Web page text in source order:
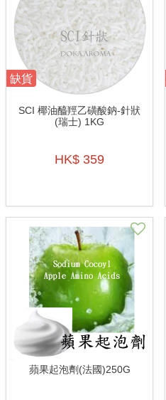
缺貨
SCI 椰油醯羥乙磺酸鈉-針狀
(瑞士) 1KG
HK$ 359
蘋果起泡劑(法國)250G